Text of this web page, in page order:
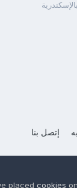
إتصل بنا
cookies